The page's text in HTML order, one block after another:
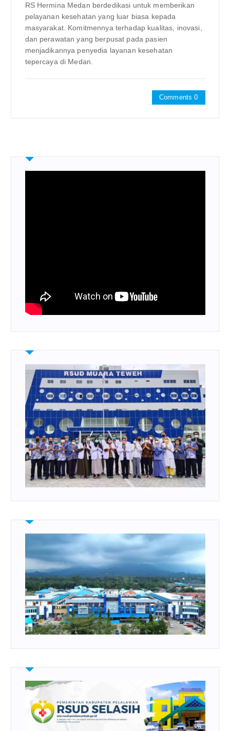
RS Hermina Medan berdedikasi untuk memberikan
pelayanan kesehatan yang luar biasa kepada
masyarakat. Komitmennya terhadap kualitas, inovasi,
dan perawatan yang berpusat pada pasien
menjadikannya penyedia layanan kesehatan
tepercaya di Medan.
Comments 0